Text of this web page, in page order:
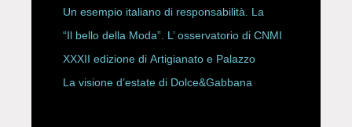
Un esempio italiano di responsabilità. La
Rete Slow Fiber
“Il bello della Moda”. L’ osservatorio di CNMI
XXXII edizione di Artigianato e Palazzo
La visione d’estate di Dolce&Gabbana